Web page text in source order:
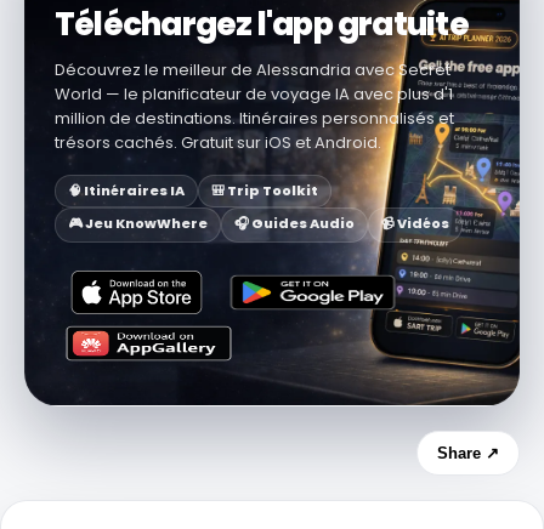
Téléchargez l'app gratuite
Découvrez le meilleur de Alessandria avec Secret
World — le planificateur de voyage IA avec plus d'1
million de destinations. Itinéraires personnalisés et
trésors cachés. Gratuit sur iOS et Android.
🧠 Itinéraires IA
🎒 Trip Toolkit
🎮 Jeu KnowWhere
🎧 Guides Audio 📹 Vidéos
Share ↗